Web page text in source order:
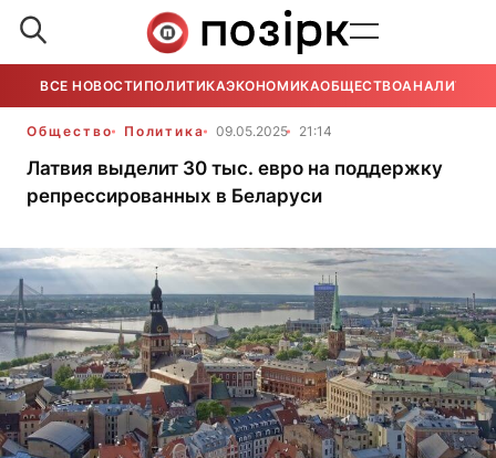
ВСЕ НОВОСТИ ПОЛИТИКАЭКОНОМИКАОБЩЕСТВОАНАЛИТИКА
Общество Политика 09.05.2025 21:14
Латвия выделит 30 тыс. евро на поддержку
репрессированных в Беларуси